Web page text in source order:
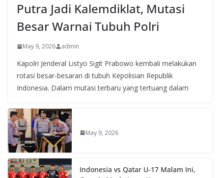
Putra Jadi Kalemdiklat, Mutasi
Besar Warnai Tubuh Polri
May 9, 2026 admin
Kapolri Jenderal Listyo Sigit Prabowo kembali melakukan
rotasi besar-besaran di tubuh Kepolisian Republik
Indonesia. Dalam mutasi terbaru yang tertuang dalam
May 9, 2026
Indonesia vs Qatar U-17 Malam Ini,